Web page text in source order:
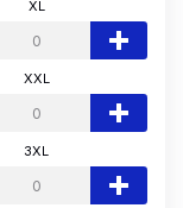
XL
XXL
3XL